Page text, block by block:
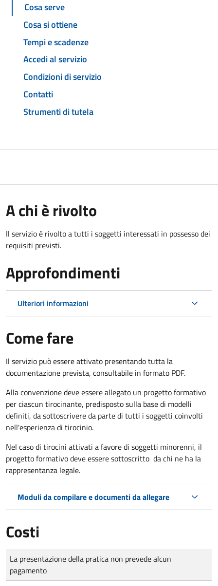
Cosa serve
Cosa si ottiene
Tempi e scadenze
Accedi al servizio
Condizioni di servizio
Contatti
Strumenti di tutela
A chi è rivolto
Il servizio è rivolto a tutti i soggetti interessati in possesso dei
requisiti previsti.
Approfondimenti
Ulteriori informazioni
Come fare
Il servizio può essere attivato presentando tutta la
documentazione prevista, consultabile in formato PDF.
Alla convenzione deve essere allegato un progetto formativo
per ciascun tirocinante, predisposto sulla base di modelli
definiti, da sottoscrivere da parte di tutti i soggetti coinvolti
nell'esperienza di tirocinio.
Nel caso di tirocini attivati a favore di soggetti minorenni, il
progetto formativo deve essere sottoscritto da chi ne ha la
rappresentanza legale.
Moduli da compilare e documenti da allegare
Costi
Tipo di pagamento
Importo
La presentazione della pratica non prevede alcun
pagamento